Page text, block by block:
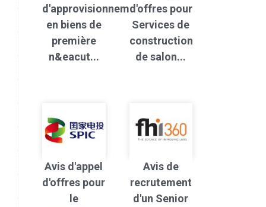
d'approvisionnement
en biens de
première
n&eacut...
d'offres pour
Services de
construction
de salon...
Avis d'appel
d'offres pour
le
Avis de
recrutement
d'un Senior